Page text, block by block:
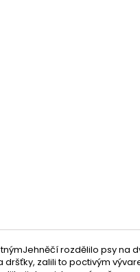
rozdělilo psy na
zalili to poctivým